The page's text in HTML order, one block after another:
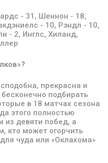
- 31, Шеннон - 18,
- 10, Рэндл - 10,
- 2, Инглс, Хиланд,
прекрасна и
подбирать
в 18 матчах сезона
этого полностью
из девяти побед, а
кто может огорчить
чуда или «Оклахома»